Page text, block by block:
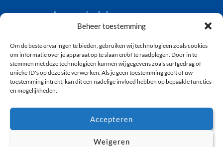
Beheer toestemming
Om de beste ervaringen te bieden, gebruiken wij technologieën zoals cookies
om informatie over je apparaat op te slaan en/of te raadplegen. Door in te
stemmen met deze technologieën kunnen wij gegevens zoals surfgedrag of
unieke ID's op deze site verwerken. Als je geen toestemming geeft of uw
toestemming intrekt, kan dit een nadelige invloed hebben op bepaalde functies
en mogelijkheden.
Accepteren
Weigeren
van der wiel bouw
(071) 361 92 04
info@vanderwielbouw.nl
’s-Gravendijckseweg 50, 2201 CZ Noordwijk
ONTWIKKELING
UTILITEITSBOUW
OVER ONS
PRIVACY
COOKIEBELEID